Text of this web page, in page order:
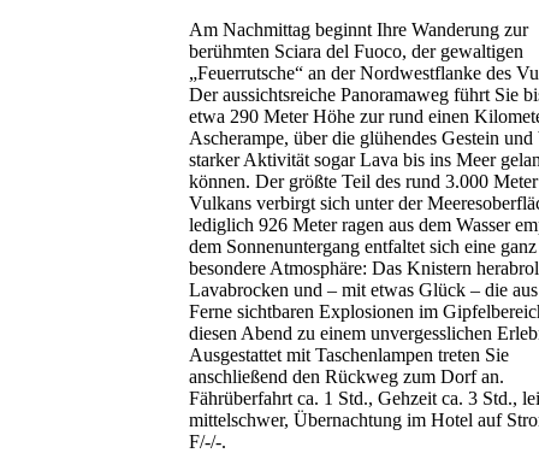
Am Nachmittag beginnt Ihre Wanderung zur
berühmten Sciara del Fuoco, der gewaltigen
„Feuerrutsche“ an der Nordwestflanke des
Der aussichtsreiche Panoramaweg führt Sie
etwa 290 Meter Höhe zur rund einen
Ascherampe, über die glühendes Gestein und
starker Aktivität sogar Lava bis ins Meer
können. Der größte Teil des rund 3.000
Vulkans verbirgt sich unter der
lediglich 926 Meter ragen aus dem Wasser
dem Sonnenuntergang entfaltet sich eine ganz
besondere Atmosphäre: Das Knistern
Lavabrocken und – mit etwas Glück – die
Ferne sichtbaren Explosionen im
diesen Abend zu einem unvergesslichen
Ausgestattet mit Taschenlampen treten Sie
anschließend den Rückweg zum Dorf an.
Fährüberfahrt ca. 1 Std., Gehzeit ca. 3 Std.,
mittelschwer, Übernachtung im Hotel auf
F/-/-.